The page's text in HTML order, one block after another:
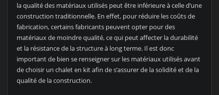
la qualité des matériaux utilisés peut être inférieure à celle d’une
construction traditionnelle. En effet, pour réduire les coûts de
fabrication, certains fabricants peuvent opter pour des
matériaux de moindre qualité, ce qui peut affecter la durabilité
et la résistance de la structure à long terme. Il est donc
important de bien se renseigner sur les matériaux utilisés avant
de choisir un chalet en kit afin de s’assurer de la solidité et de la
qualité de la construction.